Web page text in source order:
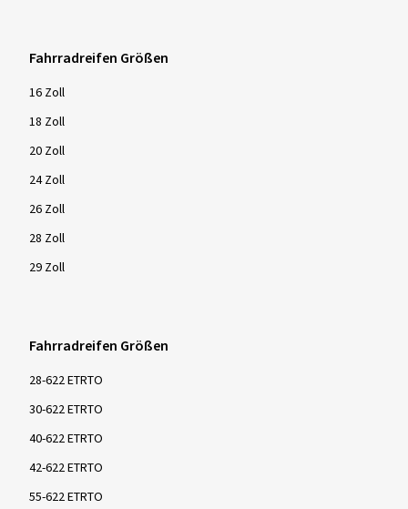
Fahrradreifen Größen
16 Zoll
18 Zoll
20 Zoll
24 Zoll
26 Zoll
28 Zoll
29 Zoll
Fahrradreifen Größen
28-622 ETRTO
30-622 ETRTO
40-622 ETRTO
42-622 ETRTO
55-622 ETRTO